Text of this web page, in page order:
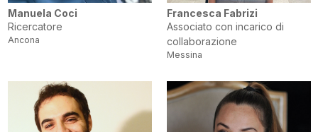
Manuela Coci
Ricercatore
Ancona
Francesca Fabrizi
Associato con incarico di
collaborazione
Messina